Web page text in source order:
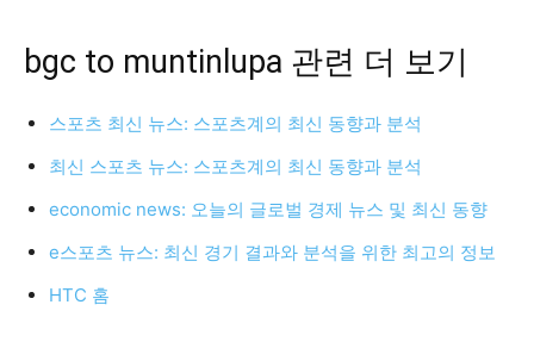
bgc to muntinlupa 관련 더 보기
스포츠 최신 뉴스: 스포츠계의 최신 동향과 분석
최신 스포츠 뉴스: 스포츠계의 최신 동향과 분석
economic news: 오늘의 글로벌 경제 뉴스 및 최신 동향
e스포츠 뉴스: 최신 경기 결과와 분석을 위한 최고의 정보
HTC 홈